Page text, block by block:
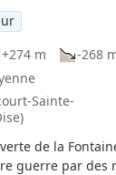
+274 m
-268
Sainte-
de la
guerre par des